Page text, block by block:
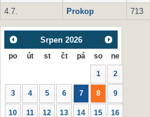
4.7.
Prokop 713
Srpen 2026
po út st čt pá so ne
1 2
3 4 5 6 7 8 9
10 11 12 13 14 15 16